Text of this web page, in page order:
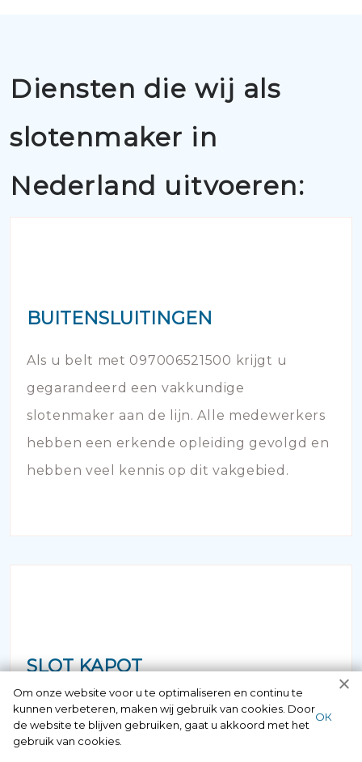
Diensten die wij als
slotenmaker in
Nederland uitvoeren:
BUITENSLUITINGEN
Als u belt met 097006521500 krijgt u
gegarandeerd een vakkundige
slotenmaker aan de lijn. Alle medewerkers
hebben een erkende opleiding gevolgd en
hebben veel kennis op dit vakgebied.
SLOT KAPOT
Staat u voor de deur maar bent u uw
sleutel vergeten of verloren? Geen paniek
Om onze website voor u te optimaliseren en continu te
kunnen verbeteren, maken wij gebruik van cookies. Door
de website te blijven gebruiken, gaat u akkoord met het
gebruik van cookies.
ОК